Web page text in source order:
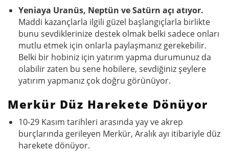
Yeniaya Uranüs, Neptün ve Satürn açı atıyor.
Maddi kazançlarla ilgili güzel başlangıçlarla birlikte
bunu sevdiklerinize destek olmak belki sadece onları
mutlu etmek için onlarla paylaşmanız gerekebilir.
Belki bir hobiniz için yatırım yapma durumunuz da
olabilir zaten bu sene hobilere, sevdiğiniz şeylere
yatırım yapmanız çok doğru görünüyor.
Merkür Düz Harekete Dönüyor
10-29 Kasım tarihleri arasında yay ve akrep
burçlarında gerileyen Merkür, Aralık ayı itibariyle düz
harekete dönüyor.